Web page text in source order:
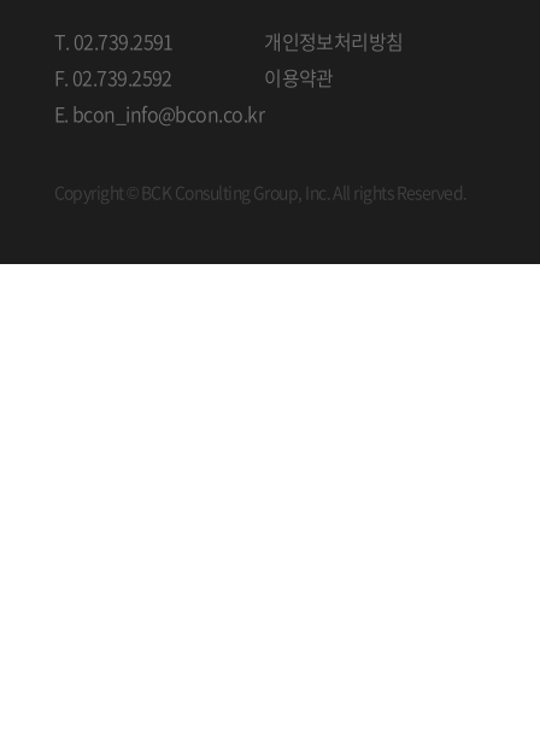
T. 02.739.2591
F. 02.739.2592
E. bcon_info@bcon.co.kr
개인정보처리방침
이용약관
Copyright © BCK Consulting Group, Inc. All rights Reserved.